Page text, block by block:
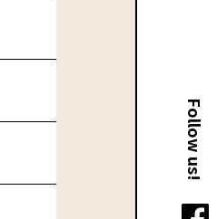
Follow us!